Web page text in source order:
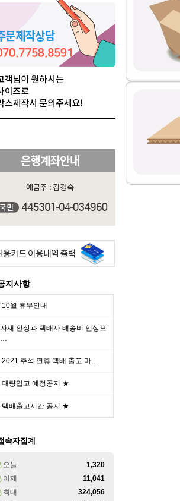
지사항
월 휴무안내
재 인상과 택배사 배송비 인상으
…
추석 연휴 택배 출고 마…
량입고 예정공지 ★
배출고시간 공지 ★
속자집계
오늘
1,320
어제
11,041
최대
324,056